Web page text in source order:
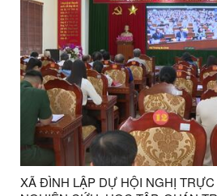
XÃ ĐÌNH LẬP DỰ HỘI NGHỊ